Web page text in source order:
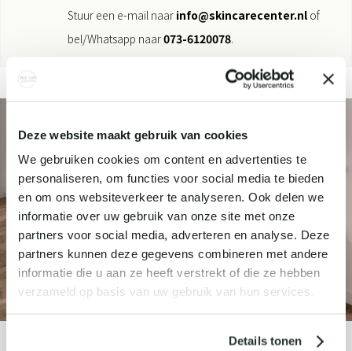
Deze website maakt gebruik van cookies
We gebruiken cookies om content en advertenties te
personaliseren, om functies voor social media te bieden
en om ons websiteverkeer te analyseren. Ook delen we
informatie over uw gebruik van onze site met onze
partners voor social media, adverteren en analyse. Deze
partners kunnen deze gegevens combineren met andere
informatie die u aan ze heeft verstrekt of die ze hebben
verzameld op basis van uw gebruik van hun services.
Details tonen
Stuur een e-mail naar info@skincarecenter.nl of
bel/Whatsapp naar073-6120078.